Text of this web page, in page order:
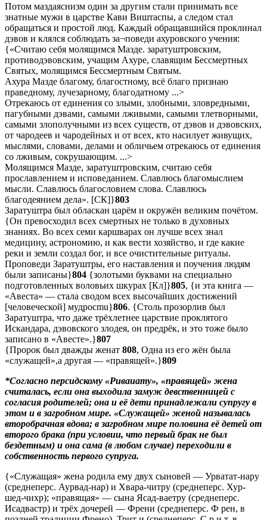
Потом маздаяснизм один за другим стали принимать все
знатные мужи в царстве Кави Виштаспы, а следом стал
обращаться и простой люд. Каждый обращавшийся проклинал
дэвов и клялся соблюдать за¬поведи ахуровского учения:
{«Считаю себя молящимся Мазде. заратуштровским,
противодэвовским, учащим Ахуре, славящим Бессмертных
Святых, молящимся Бессмертным Святым.
Ахура Мазде благому, благостному, всё благо признаю
праведному, лучезарному, благодатному ...>
Отрекаюсь от единения со злыми, злобными, зловредными,
пагубными дэвами, самыми лживыми, самыми тлетворными,
самыми злополучными из всех существ, от дэвов и дэвовских,
от чародеев и чародейных и от всех, кто насилует живущих,
мыслями, словами, делами и обличьем отрекаюсь от единения
со лживым, сокрушающим. ...>
Молящимся Мазде, заратуштровским, считаю себя
прославлением и исповеданием. Славлюсь благомыслием
мысли. Славлюсь благословием слова. Славлюсь
благодеянием дела». [СК]}803
Заратуштра был обласкан царём и окружён великим почётом.
{Он превосходил всех смертных не только в духовных
знаниях. Во всех семи каршварах он лучше всех знал
медицину, астрономию, и как вести хозяйство, и где какие
реки и земли создал бог, и все очистительные ритуалы.
Проповеди Заратуштры, его наставления и поучения людям
были записаны}804 {золотыми буквами на специально
подготовленных воловьих шкурах [Кл]}805, {и эта книга —
«Авеста» — стала сводом всех высочайших достижений
[человеческой] мудроcmu}806. {Столь прозорлив был
Заратуштра, что даже трёхлетнее царствие проклятого
Искандара, дэвовского злодея, он предрёк, и это тоже было
записано в «Авесте».}807
{Пророк был дважды женат 808, Одна из его жён была
«служащей»,а другая — «правящей».}809
*Согласно персидскому «Риваиату», «правящей» жена
считалась, если она выходила замуж девственницей с
согласия родителей; она и её дети принадлежали супругу в
этом и в загробном мире. «Служащей» женой называлась
второбрачная вдова; в загробном мире половина её детей от
второго брака (при условии, что первый брак не был
бездетным) и она сама (в любом случае) переходили в
собственность первого супруга.
{«Служащая» жена родила ему двух сыновей — Урватат-нару
(среднеперс. Аурвад-нар) и Хвара-читру (среднеперс. Хур-
шед-чихр); «правящая» — сына Ясад-ваетру (среднеперс.
Исадвастр) и трёх дочерей — Френи (среднеперс. Ф рен, в